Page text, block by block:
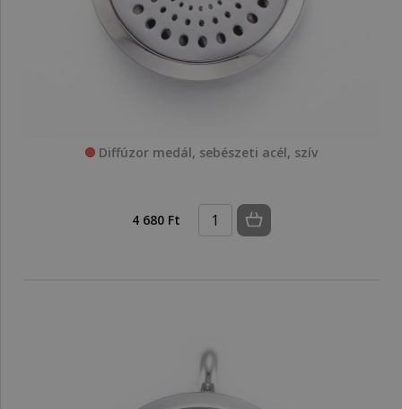
Diffúzor medál, sebészeti acél, szív
4 680 Ft